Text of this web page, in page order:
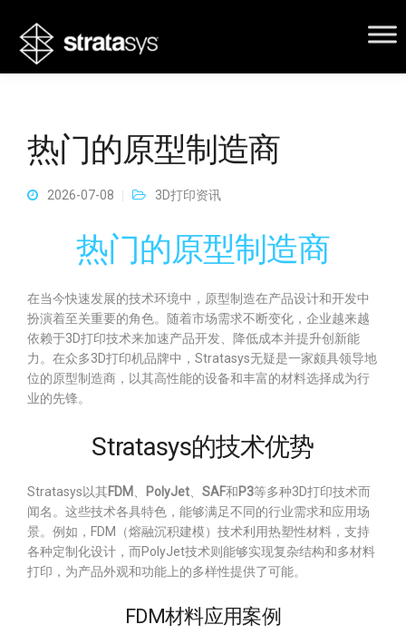
热门的原型制造商
2026-07-08 3D打印资讯
热门的原型制造商
在当今快速发展的技术环境中，原型制造在产品设计和开发中
扮演着至关重要的角色。随着市场需求不断变化，企业越来越
依赖于3D打印技术来加速产品开发、降低成本并提升创新能
力。在众多3D打印机品牌中，Stratasys无疑是一家颇具领导地
位的原型制造商，以其高性能的设备和丰富的材料选择成为行
业的先锋。
Stratasys的技术优势
Stratasys以其FDM PolyJet SAF和P3等多种3D打印技术而
闻名。这些技术各具特色，能够满足不同的行业需求和应用场
景。例如，FDM（熔融沉积建模）技术利用热塑性材料，支持
各种定制化设计，而PolyJet技术则能够实现复杂结构和多材料
打印，为产品外观和功能上的多样性提供了可能。
FDM材料应用案例